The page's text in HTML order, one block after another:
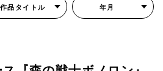
品タイトル 年月